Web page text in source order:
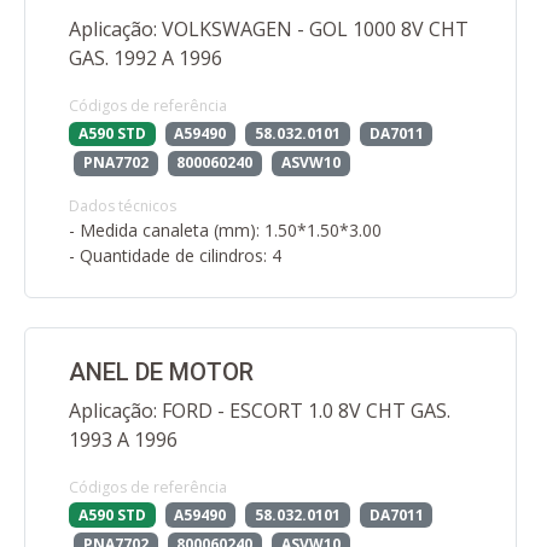
Aplicação: VOLKSWAGEN - GOL 1000 8V CHT
GAS. 1992 A 1996
Códigos de referência
A590 STD
A59490 58.032.0101
DA7011
PNA7702
800060240 ASVW10
Dados técnicos
- Medida canaleta (mm): 1.50*1.50*3.00
- Quantidade de cilindros: 4
ANEL DE MOTOR
Aplicação: FORD - ESCORT 1.0 8V CHT GAS.
1993 A 1996
Códigos de referência
A590 STD
A59490 58.032.0101
DA7011